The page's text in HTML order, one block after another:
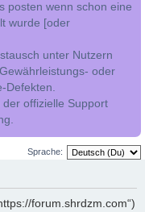
posten wenn schon eine
wurde [oder
unter Nutzern
oder
Defekten.
offizielle Support
Sprache:
forum.shrdzm.com“)